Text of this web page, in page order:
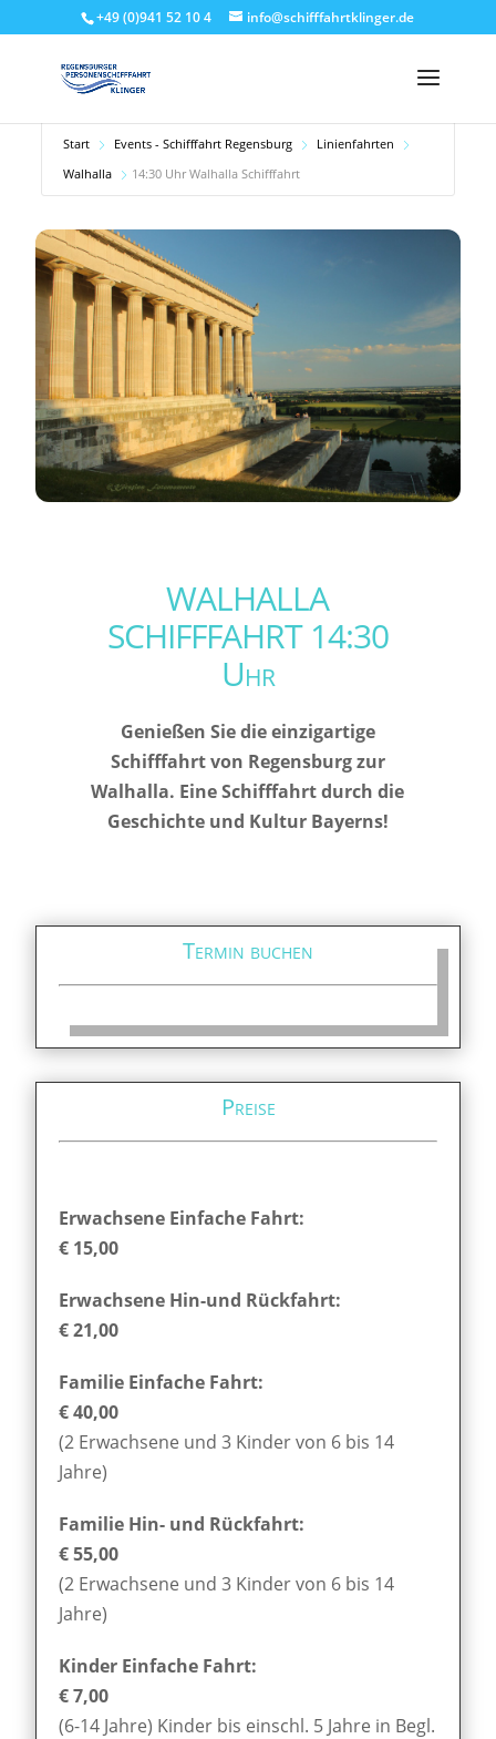
+49 (0)941 52 10 4 info@schifffahrtklinger.de
Start Events - Schifffahrt Regensburg
Linienfahrten
Walhalla
14:30 Uhr Walhalla Schifffahrt
WALHALLA
SCHIFFFAHRT 14:30
Uhr
Genießen Sie die einzigartige
Schifffahrt von Regensburg zur
Walhalla. Eine Schifffahrt durch die
Geschichte und Kultur Bayerns!
Termin buchen
Preise
Erwachsene Einfache Fahrt:
€ 15,00
Erwachsene Hin-und Rückfahrt:
€ 21,00
Familie Einfache Fahrt:
€ 40,00
(2 Erwachsene und 3 Kinder von 6 bis 14
Jahre)
Familie Hin- und Rückfahrt:
€ 55,00
(2 Erwachsene und 3 Kinder von 6 bis 14
Jahre)
Kinder Einfache Fahrt:
€ 7,00
(6-14 Jahre) Kinder bis einschl. 5 Jahre in Begl.